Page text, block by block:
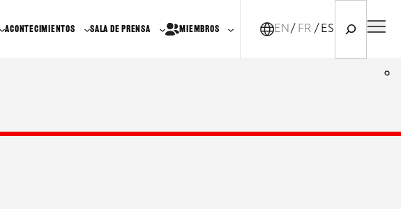
ACONTECIMIENTOS SALA DE PRENSA MIEMBROS EN FR-CA
ES